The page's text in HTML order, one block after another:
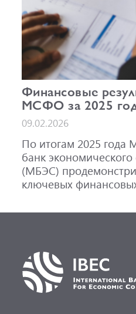
Финансовые
МСФО за 2025
09.02.2026
По итогам 2025 года
банк экономического
(МБЭС)
ключевых
направлений